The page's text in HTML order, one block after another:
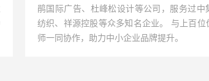
鹃国际广告、杜峰松设计等公司，服务过中
纺织、祥源控股等众多知名企业。 与上百位
师一同协作，助力中小企业品牌提升。